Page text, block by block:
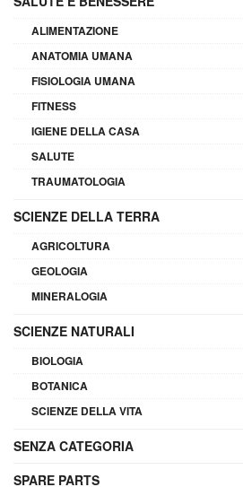
ALIMENTAZIONE
ANATOMIA UMANA
FISIOLOGIA UMANA
FITNESS
IGIENE DELLA CASA
SALUTE
TRAUMATOLOGIA
SCIENZE DELLA TERRA
AGRICOLTURA
GEOLOGIA
MINERALOGIA
SCIENZE NATURALI
BIOLOGIA
BOTANICA
SCIENZE DELLA VITA
SENZA CATEGORIA
SPARE PARTS